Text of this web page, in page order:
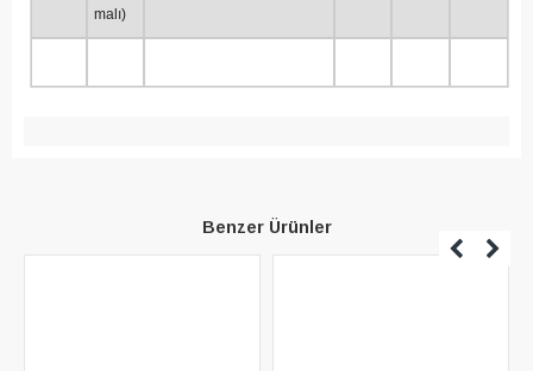
malı)
Benzer Ürünler